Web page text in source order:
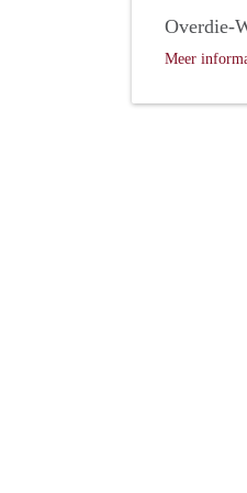
Overdie-
Meer